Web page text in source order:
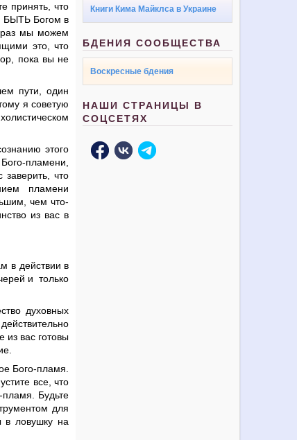
принять, что
БЫТЬ Богом в
мы можем
это, что
пока вы не
пути, один
я советую
этого
пламени,
что
пламени
чем что-
из вас в
в действии в
и только
духовных
вас готовы
Бого-пламя.
все, что
пламя. Будьте
для
в ловушку на
Книги Кима Майклса в Украине
БДЕНИЯ СООБЩЕСТВА
Воскресные бдения
НАШИ СТРАНИЦЫ В
СОЦСЕТЯХ